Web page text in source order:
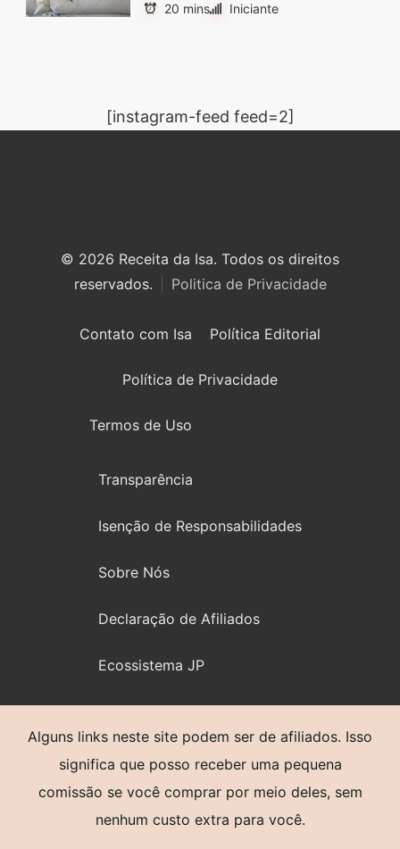
20 mins Iniciante
[instagram-feed feed=2]
© 2026 Receita da Isa. Todos os direitos
reservados.
Politica de Privacidade
Contato com Isa Política Editorial
Política de Privacidade
Termos de Uso
Transparência
Isenção de Responsabilidades
Sobre Nós
Declaração de Afiliados
Ecossistema JP
Alguns links neste site podem ser de afiliados. Isso
significa que posso receber uma pequena
comissão se você comprar por meio deles, sem
nenhum custo extra para você.